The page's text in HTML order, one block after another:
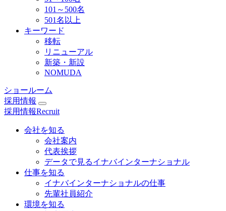
101～500名
501名以上
キーワード
移転
リニューアル
新築・新設
NOMUDA
ショールーム
採用情報
採用情報Recruit
会社を知る
会社案内
代表挨拶
データで見るイナバインターナショナル
仕事を知る
イナバインターナショナルの仕事
先輩社員紹介
環境を知る